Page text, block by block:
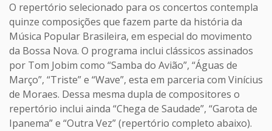
O repertório selecionado para os concertos contempla
quinze composições que fazem parte da história da
Música Popular Brasileira, em especial do movimento
da Bossa Nova. O programa inclui clássicos assinados
por Tom Jobim como “Samba do Avião”, “Águas de
Março”, “Triste” e “Wave”, esta em parceria com Vinícius
de Moraes. Dessa mesma dupla de compositores o
repertório inclui ainda “Chega de Saudade”, “Garota de
Ipanema” e “Outra Vez” (repertório completo abaixo).